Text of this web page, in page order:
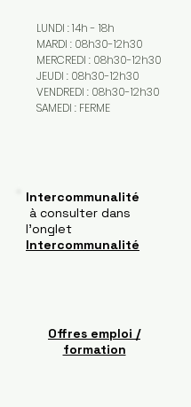
LUNDI : 14h - 18h
MARDI : 08h30-12h30
MERCREDI : 08h30-12h30
JEUDI : 08h30-12h30
VENDREDI : 08h30-12h30
SAMEDI : FERME
Offres emploi /
formation
Intercommunalité
à consulter dans
l'onglet
Intercommunalité